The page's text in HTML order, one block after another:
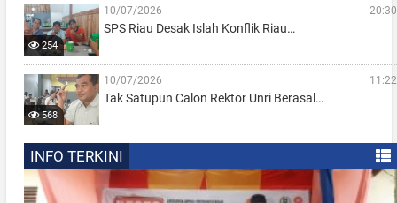
254
10/07/2026 20:30
SPS Riau Desak Islah Konflik Riau…
568
10/07/2026 11:22
Tak Satupun Calon Rektor Unri Berasal…
INFO TERKINI